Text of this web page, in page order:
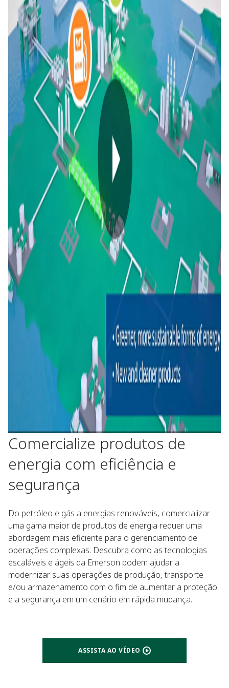
Comercialize produtos de
energia com eficiência e
segurança
Do petróleo e gás a energias renováveis, comercializar
uma gama maior de produtos de energia requer uma
abordagem mais eficiente para o gerenciamento de
operações complexas. Descubra como as tecnologias
escaláveis e ágeis da Emerson podem ajudar a
modernizar suas operações de produção, transporte
e/ou armazenamento com o fim de aumentar a proteção
e a segurança em um cenário em rápida mudança.
ASSISTA AO VÍDEO